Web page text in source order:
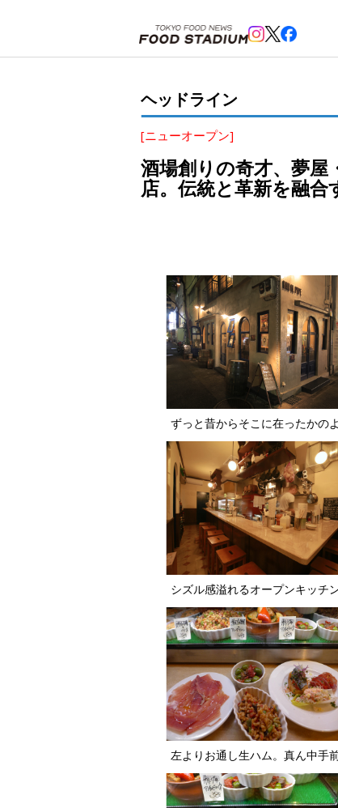
ヘッドライン
[ニューオープン]
酒場創りの奇才、夢屋
店。伝統と革新を融
ずっと昔からそこに在ったかの
シズル感溢れるオープンキッチ
左よりお通し生ハム。真ん中手